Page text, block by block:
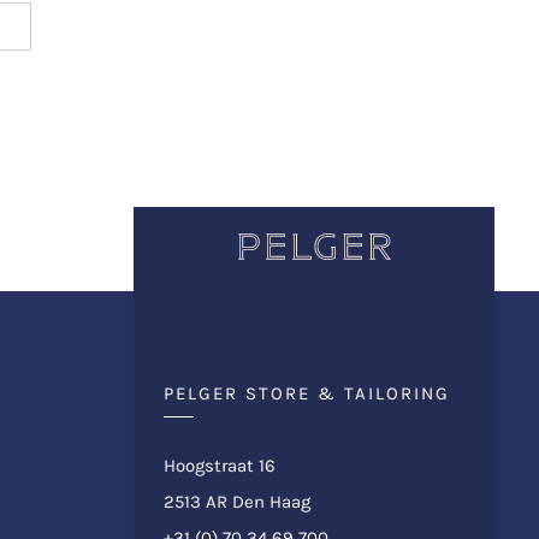
PELGER STORE & TAILORING
Hoogstraat 16
2513 AR Den Haag